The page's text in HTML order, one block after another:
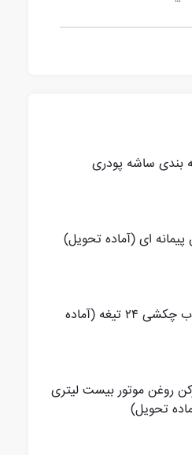
بندی ساشه پودری
پیمانه ای (آماده تحویل)
دستگاه اسیاب چکشی ۲۴ تیغه (آماده
روغن موتور بیست لیتری
تحویل)